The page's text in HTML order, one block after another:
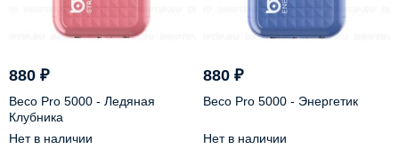
880 ₽
Beco Pro 5000 - Ледяная
Клубника
Нет в наличии
880₽
Beco Pro 5000 - Энергетик
Нет в наличии